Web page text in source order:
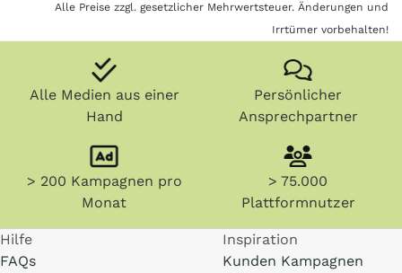
Alle Preise zzgl. gesetzlicher Mehrwertsteuer. Änderungen und
Irrtümer vorbehalten!
Alle Medien aus einer
Hand
Persönlicher
Ansprechpartner
> 200 Kampagnen pro
Monat
> 75.000
Plattformnutzer
Hilfe
FAQs
Inspiration
Kunden Kampagnen